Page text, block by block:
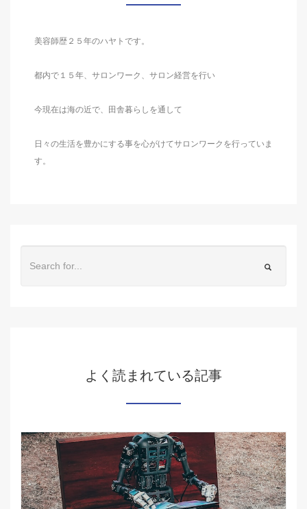
美容師歴２５年のハヤトです。
都内で１５年、サロンワーク、サロン経営を行い
今現在は海の近で、田舎暮らしを通して
日々の生活を豊かにする事を心がけてサロンワークを行っていま
す。
よく読まれている記事